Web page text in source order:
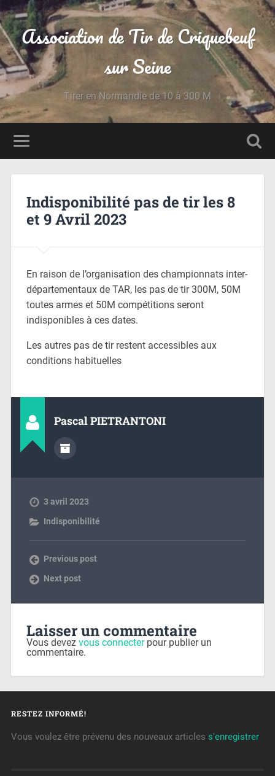
Association de Tir de Criquebeuf
sur Seine
Tirer en Normandie de 10 à 300 M
Indisponibilité pas de tir les 8
et 9 Avril 2023
En raison de l’organisation des championnats inter-
départementaux de TAR, les pas de tir 300M, 50M
toutes armes et 50M compétitions seront
indisponibles à ces dates.
Les autres pas de tir restent accessibles aux
conditions habituelles
Pascal PIETRANTONI
3 avril 2023
Indisponibilité
Previous post
Next post
Laisser un commentaire
Vous devez vous connecterpour publier un
commentaire.
RESTEZ INFORMÉ!
Vous voulez être prévenu des nouveaux articles s'enregistrer